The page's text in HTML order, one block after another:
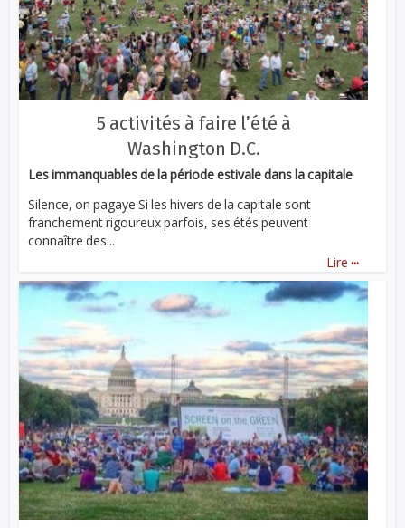
5 activités à faire l’été à
Washington D.C.
Les immanquables de la période estivale dans la capitale
Silence, on pagaye Si les hivers de la capitale sont
franchement rigoureux parfois, ses étés peuvent
connaître des...
Lire ...